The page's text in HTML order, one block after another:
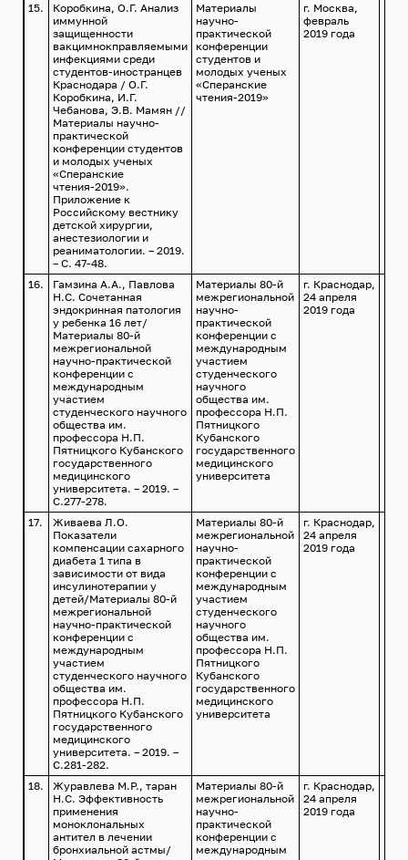
15.
Коробкина, О.Г. Анализ
иммунной
защищенности
вакцимнокправляемыми
инфекциями среди
студентов-иностранцев
Краснодара / О.Г.
Коробкина, И.Г.
Чебанова, Э.В. Мамян //
Материалы научно-
практической
конференции студентов
и молодых ученых
«Сперанские
чтения-2019».
Приложение к
Российскому вестнику
детской хирургии,
анестезиологии и
реаниматологии. – 2019.
– С. 47-48.
Материалы
научно-
практической
конференции
студентов и
молодых ученых
«Сперанские
чтения-2019»
г. Москва,
февраль
2019 года
16.
Гамзина А.А., Павлова
Н.С. Сочетанная
эндокринная патология
у ребенка 16 лет/
Материалы 80-й
межрегиональной
научно-практической
конференции с
международным
участием
студенческого научного
общества им.
профессора Н.П.
Пятницкого Кубанского
государственного
медицинского
университета. – 2019. –
С.277-278.
Материалы 80-й
межрегиональной
научно-
практической
конференции с
международным
участием
студенческого
научного
общества им.
профессора Н.П.
Пятницкого
Кубанского
государственного
медицинского
университета
г. Краснодар,
24 апреля
2019 года
17.
Живаева Л.О.
Показатели
компенсации сахарного
диабета 1 типа в
зависимости от вида
инсулинотерапии у
детей/Материалы 80-й
межрегиональной
научно-практической
конференции с
международным
участием
студенческого научного
общества им.
профессора Н.П.
Пятницкого Кубанского
государственного
медицинского
университета. – 2019. –
С.281-282.
Материалы 80-й
межрегиональной
научно-
практической
конференции с
международным
участием
студенческого
научного
общества им.
профессора Н.П.
Пятницкого
Кубанского
государственного
медицинского
университета
г. Краснодар,
24 апреля
2019 года
18.
Журавлева М.Р., таран
Н.С. Эффективность
применения
моноклональных
антител в лечении
бронхиальной астмы/
Материалы 80-й
межрегиональной
научно-
практической
конференции с
международным
г. Краснодар,
24 апреля
2019 года